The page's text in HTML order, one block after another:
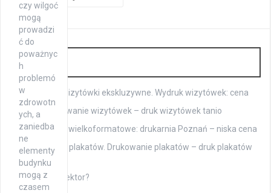
czy wilgoć
mogą
prowadzi
ć do
poważnyc
h
problemó
w
zdrowotn
ych, a
zaniedba
ne
elementy
budynku
mogą z
czasem
Druk
Drukarnia: wizytówki ekskluzywne. Wydruk wizytówek: cena
Tanie drukowanie wizytówek – druk wizytówek tanio
Drukowanie wielkoformatowe: drukarnia Poznań – niska cena
Tani wydruk plakatów. Drukowanie plakatów – druk plakatów
A1 cennik.
Kim jest korektor?